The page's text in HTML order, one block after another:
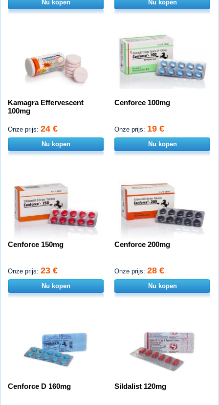
Nu kopen Nu kopen
Kamagra Effervescent
100mg
Onze prijs: 24 €
Nu kopen
Cenforce 100mg
Onze prijs: 19 €
Nu kopen
Cenforce 150mg
Onze prijs: 23 €
Nu kopen
Cenforce 200mg
Onze prijs: 28 €
Nu kopen
Cenforce D 160mg Sildalist 120mg